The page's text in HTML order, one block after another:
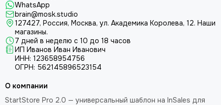
WhatsApp
brain@mosk.studio
127427, Россия, Москва, ул. Академика Королева, 12. Наши
магазины.
7 дней в неделю с 10 до 18 часов
ИП Иванов Иван Иванович
ИНН: 123658954756
ОГРН: 562145896523154
О компании
StartStore Pro 2.0 — универсальный шаблон на InSales для